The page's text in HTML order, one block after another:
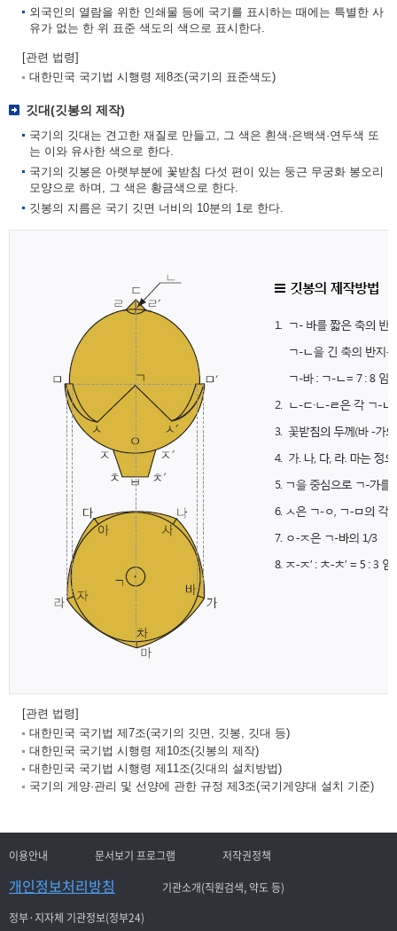
외국인의 열람을 위한 인쇄물 등에 국기를 표시하는 때에는 특별한 사
유가 없는 한 위 표준 색도의 색으로 표시한다.
[관련 법령]
대한민국 국기법 시행령 제8조(국기의 표준색도)
깃대(깃봉의 제작)
국기의 깃대는 견고한 재질로 만들고, 그 색은 흰색·은백색·연두색 또
는 이와 유사한 색으로 한다.
국기의 깃봉은 아랫부분에 꽃받침 다섯 편이 있는 둥근 무궁화 봉오리
모양으로 하며, 그 색은 황금색으로 한다.
깃봉의 지름은 국기 깃면 너비의 10분의 1로 한다.
[관련 법령]
대한민국 국기법 제7조(국기의 깃면, 깃봉, 깃대 등)
대한민국 국기법 시행령 제10조(깃봉의 제작)
대한민국 국기법 시행령 제11조(깃대의 설치방법)
국기의 게양·관리 및 선양에 관한 규정 제3조(국기게양대 설치 기준)
이용안내 문서보기 프로그램 저작권정책
개인정보처리방침
기관소개(직원검색, 약도 등)
정부·지자체 기관정보(정부24)